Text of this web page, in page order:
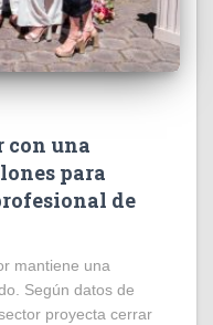
con una
para
de
mantiene una
Según datos de
proyecta cerrar